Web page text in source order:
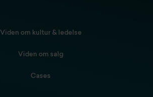
Viden om kultur & ledelse
Viden om salg
Cases